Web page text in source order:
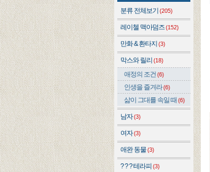
분류 전체보기 (205)
레이첼 맥아덤즈 (152)
만화 & 환타지 (3)
막스와 릴리 (18)
애정의 조건 (6)
인생을 즐겨라(6)
삶이 그대를 속일 때 (6)
남자(3)
여자(3)
애완 동물(3)
? ? ? 테라피 (3)